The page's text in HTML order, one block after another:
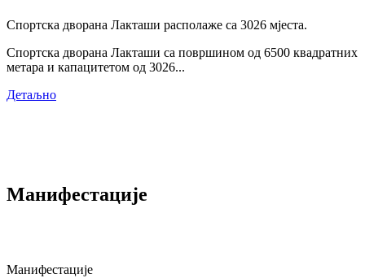
Спортска дворана Лакташи располаже са 3026 мјеста.
Спортска дворана Лакташи са површином од 6500 квадратних
метара и капацитетом од 3026...
Детаљно
Манифестације
Манифестације